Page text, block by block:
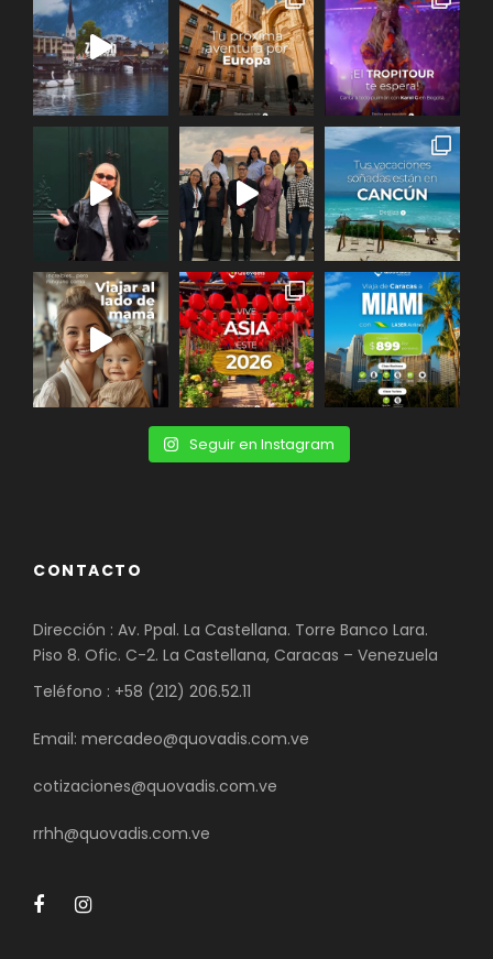
Seguir en Instagram
CONTACTO
Dirección : Av. Ppal. La Castellana. Torre Banco Lara.
Piso 8. Ofic. C-2. La Castellana, Caracas – Venezuela
Teléfono : +58 (212) 206.52.11
Email: mercadeo@quovadis.com.ve
cotizaciones@quovadis.com.ve
rrhh@quovadis.com.ve